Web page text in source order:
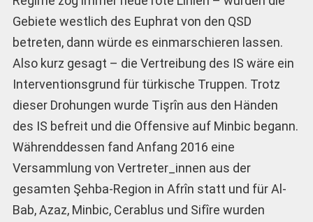
Gebiete westlich des Euphrat von den QSD
betreten, dann würde es einmarschieren lassen.
Also kurz gesagt – die Vertreibung des IS wäre ein
Interventionsgrund für türkische Truppen. Trotz
dieser Drohungen wurde Tişrîn aus den Händen
des IS befreit und die Offensive auf Minbic begann.
Währenddessen fand Anfang 2016 eine
Versammlung von Vertreter_innen aus der
gesamten Şehba-Region in Afrîn statt und für Al-
Bab, Azaz, Minbic, Cerablus und Sifîre wurden